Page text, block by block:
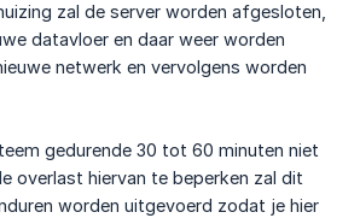
zal de server worden afgesloten,
datavloer en daar weer worden
netwerk en vervolgens worden
gedurende 30 tot 60 minuten niet
overlast hiervan te beperken zal dit
worden uitgevoerd zodat je hier